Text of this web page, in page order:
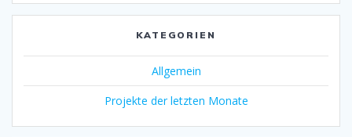
KATEGORIEN
Allgemein
Projekte der letzten Monate